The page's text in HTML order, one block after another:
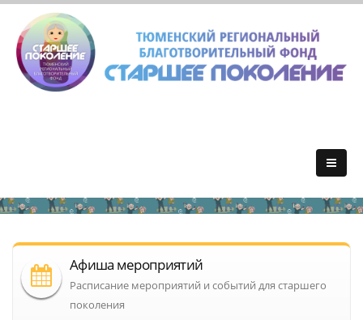
Афиша мероприятий
Расписание мероприятий и событий для старшего
поколения